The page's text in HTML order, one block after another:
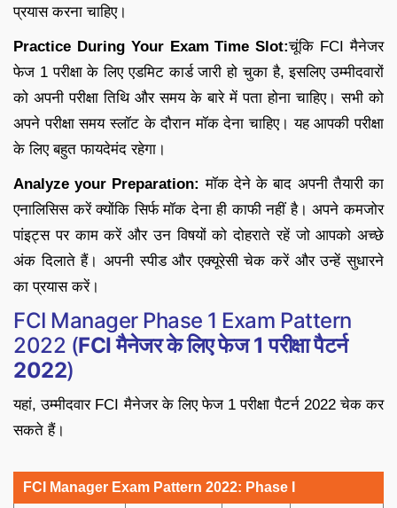
प्रयास करना चाहिए।
Practice During Your Exam Time Slot:चूंकि FCI मैनेजर
फेज 1 परीक्षा के लिए एडमिट कार्ड जारी हो चुका है, इसलिए उम्मीदवारों
को अपनी परीक्षा तिथि और समय के बारे में पता होना चाहिए। सभी को
अपने परीक्षा समय स्लॉट के दौरान मॉक देना चाहिए। यह आपकी परीक्षा
के लिए बहुत फायदेमंद रहेगा।
Analyze your Preparation:मॉक देने के बाद अपनी तैयारी का
एनालिसिस करें क्योंकि सिर्फ मॉक देना ही काफी नहीं है। अपने कमजोर
पांइट्स पर काम करें और उन विषयों को दोहराते रहें जो आपको अच्छे
अंक दिलाते हैं। अपनी स्पीड और एक्यूरेसी चेक करें और उन्हें सुधारने
का प्रयास करें।
FCI Manager Phase 1 Exam Pattern
2022 (FCI मैनेजर के लिए फेज1 परीक्षा पैटर्न
2022)
यहां, उम्मीदवार FCI मैनेजर के लिएफेज 1 परीक्षा पैटर्न 2022 चेक कर
सकते हैं।
FCI Manager Exam Pattern 2022: Phase I